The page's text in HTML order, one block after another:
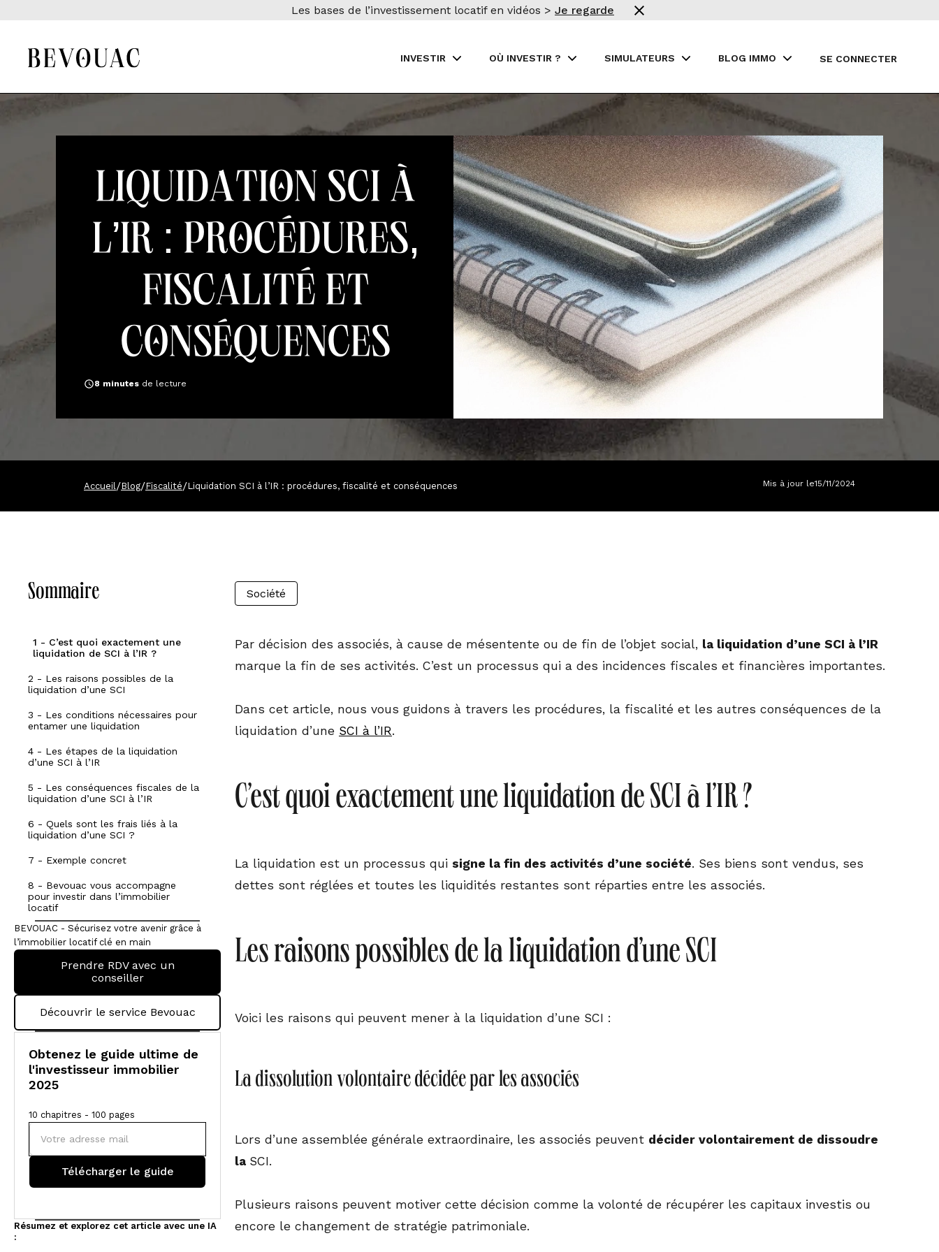
Les bases de l’investissement locatif en vidéos > Je regarde
INVESTIR OÙ INVESTIR ? SIMULATEURS BLOG IMMO SE CONNECTER
Liquidation SCI à
l’IR : procédures,
fiscalité et
conséquences
8 minutes de lecture
Accueil /Blog/Fiscalité/Liquidation SCI à l’IR : procédures, fiscalité et conséquences Mis à jour le15/11/2024
Sommaire
1 - C’est quoi exactement une
liquidation de SCI à l’IR ?
2 - Les raisons possibles de la
liquidation d’une SCI
3 - Les conditions nécessaires pour
entamer une liquidation
4 - Les étapes de la liquidation
d’une SCI à l’IR
5 - Les conséquences fiscales de la
liquidation d’une SCI à l’IR
6 - Quels sont les frais liés à la
liquidation d’une SCI ?
7 - Exemple concret
8 - Bevouac vous accompagne
pour investir dans l’immobilier
locatif
BEVOUAC - Sécurisez votre avenir grâce à
l’immobilier locatif clé en main
Prendre RDV avec un
conseiller
Découvrir le service Bevouac
Obtenez le guide ultime de
l'investisseur immobilier
2025
10 chapitres - 100 pages
Résumez et explorez cet article avec une IA
:
Société
Par décision des associés, à cause de mésentente ou de fin de l’objet social, la liquidation d’une SCI à l’IR
marque la fin de ses activités. C’est un processus qui a des incidences fiscales et financières importantes.
Dans cet article, nous vous guidons à travers les procédures, la fiscalité et les autres conséquences de la
liquidation d’une SCI à l’IR.
C’est quoi exactement une liquidation de SCI à l’IR ?
La liquidation est un processus qui signe la fin des activités d’une société. Ses biens sont vendus, ses
dettes sont réglées et toutes les liquidités restantes sont réparties entre les associés.
Les raisons possibles de la liquidation d’une SCI
Voici les raisons qui peuvent mener à la liquidation d’une SCI :
La dissolution volontaire décidée par les associés
Lors d’une assemblée générale extraordinaire, les associés peuvent décider volontairement de dissoudre
la SCI.
Plusieurs raisons peuvent motiver cette décision comme la volonté de récupérer les capitaux investis ou
encore le changement de stratégie patrimoniale.